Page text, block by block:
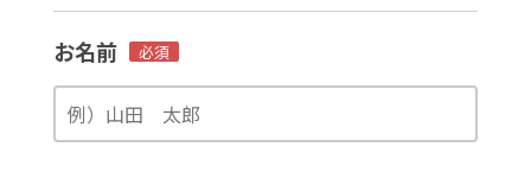
お名前 必須